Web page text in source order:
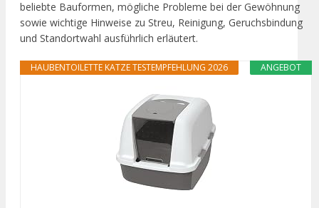
beliebte Bauformen, mögliche Probleme bei der Gewöhnung
sowie wichtige Hinweise zu Streu, Reinigung, Geruchsbindung
und Standortwahl ausführlich erläutert.
ANGEBOT
HAUBENTOILETTE KATZE TESTEMPFEHLUNG 2026